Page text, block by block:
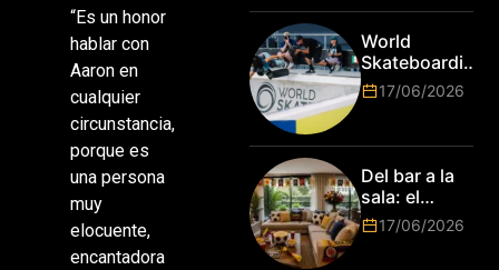
“Es un honor
hablar con
Aaron en
cualquier
circunstancia,
porque es
una persona
muy
elocuente,
encantadora
primer Lions
Laureate for
Marketing
World
Skateboarding
Tour:
¡Resultados
Mundo de
Park de Roma
2026!
17/06/2026
Del bar a la
sala: el
Mundial
2026 vuelve
17/06/2026